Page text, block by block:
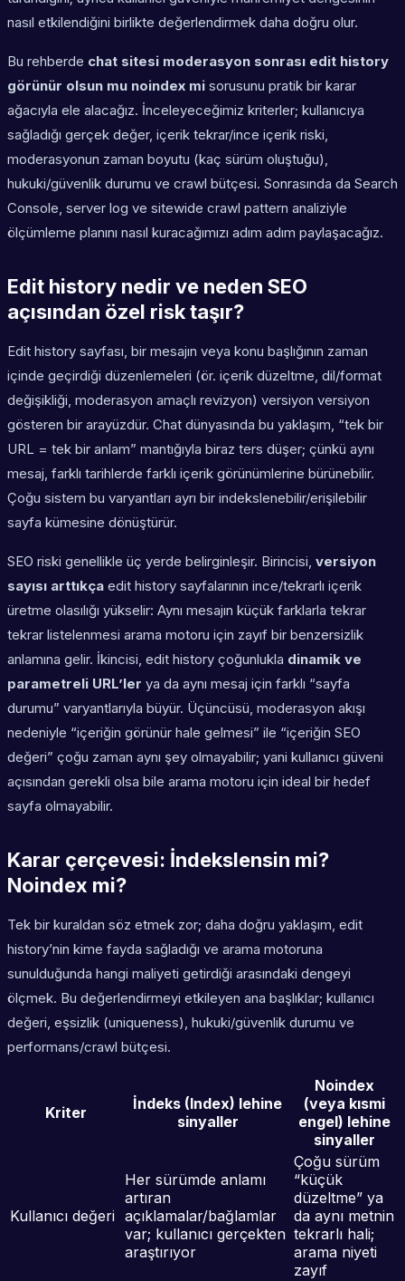
nasıl etkilendiğini birlikte değerlendirmek daha doğru olur.
Bu rehberde chat sitesi moderasyon sonrası edit history
görünür olsun mu noindex mi sorusunu pratik bir karar
ağacıyla ele alacağız. İnceleyeceğimiz kriterler; kullanıcıya
sağladığı gerçek değer, içerik tekrar/ince içerik riski,
moderasyonun zaman boyutu (kaç sürüm oluştuğu),
hukuki/güvenlik durumu ve crawl bütçesi. Sonrasında da Search
Console, server log ve sitewide crawl pattern analiziyle
ölçümleme planını nasıl kuracağımızı adım adım paylaşacağız.
Edit history nedir ve neden SEO
açısından özel risk taşır?
Edit history sayfası, bir mesajın veya konu başlığının zaman
içinde geçirdiği düzenlemeleri (ör. içerik düzeltme, dil/format
değişikliği, moderasyon amaçlı revizyon) versiyon versiyon
gösteren bir arayüzdür. Chat dünyasında bu yaklaşım, “tek bir
URL = tek bir anlam” mantığıyla biraz ters düşer; çünkü aynı
mesaj, farklı tarihlerde farklı içerik görünümlerine bürünebilir.
Çoğu sistem bu varyantları ayrı bir indekslenebilir/erişilebilir
sayfa kümesine dönüştürür.
SEO riski genellikle üç yerde belirginleşir. Birincisi, versiyon
sayısı arttıkça edit history sayfalarının ince/tekrarlı içerik
üretme olasılığı yükselir: Aynı mesajın küçük farklarla tekrar
tekrar listelenmesi arama motoru için zayıf bir benzersizlik
anlamına gelir. İkincisi, edit history çoğunlukla dinamik ve
parametreli URL’ler ya da aynı mesaj için farklı “sayfa
durumu” varyantlarıyla büyür. Üçüncüsü, moderasyon akışı
nedeniyle “içeriğin görünür hale gelmesi” ile “içeriğin SEO
değeri” çoğu zaman aynı şey olmayabilir; yani kullanıcı güveni
açısından gerekli olsa bile arama motoru için ideal bir hedef
sayfa olmayabilir.
Karar çerçevesi: İndekslensin mi?
Noindex mi?
Tek bir kuraldan söz etmek zor; daha doğru yaklaşım, edit
history’nin kime fayda sağladığı ve arama motoruna
sunulduğunda hangi maliyeti getirdiği arasındaki dengeyi
ölçmek. Bu değerlendirmeyi etkileyen ana başlıklar; kullanıcı
değeri, eşsizlik (uniqueness), hukuki/güvenlik durumu ve
performans/crawl bütçesi.
Kriter
İndeks (Index) lehine
sinyaller
Noindex
(veya kısmi
engel) lehine
sinyaller
Kullanıcı değeri
Her sürümde anlamı
artıran
açıklamalar/bağlamlar
var; kullanıcı gerçekten
araştırıyor
Çoğu sürüm
“küçük
düzeltme” ya
da aynı metnin
tekrarlı hali;
arama niyeti
zayıf